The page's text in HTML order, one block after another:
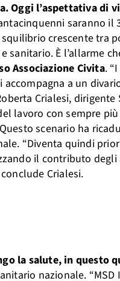
Oggi l’aspettativa
saranno
crescente tra
sanitario. È l’allarme
Associazione Civita.
accompagna a un
Crialesi,
lavoro con sempre
Questo scenario ha
“Diventa quindi
il contributo
Crialesi.
la salute, in questo
nazionale.